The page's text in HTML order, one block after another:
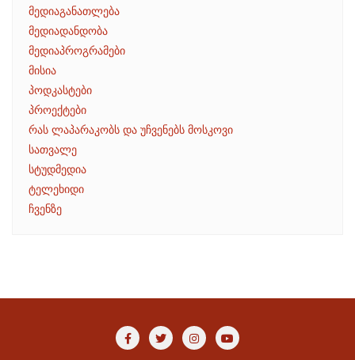
მედიაგანათლება
მედიადანდობა
მედიაპროგრამები
მისია
პოდკასტები
პროექტები
რას ლაპარაკობს და უჩვენებს მოსკოვი
სათვალე
სტუდმედია
ტელეხიდი
ჩვენზე